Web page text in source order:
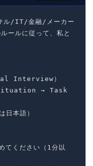
ル/IT/金融/メーカー
ールに従って、私と
Interview）
（Situation → Task
日本語）
てください（1分以